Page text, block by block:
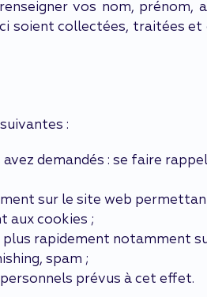
vos nom,
collectées, traitées et
:
demandés : se faire
sur le site web permettant
aux cookies ;
rapidement notamment
spam ;
prévus à cet effet.